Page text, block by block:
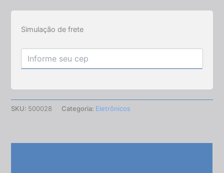
Simulação de frete
SKU: 500028 Categoria: Eletrônicos